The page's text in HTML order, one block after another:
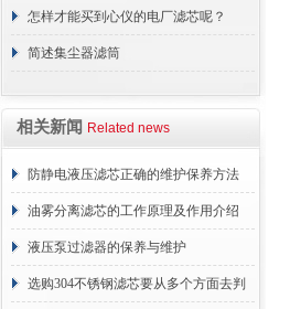
障相应解决方法
怎样才能买到心仪的电厂滤芯呢？
简述集尘器滤筒
相关新闻 Related news
防静电液压滤芯正确的维护保养方法
油雾分离滤芯的工作原理及作用介绍
液压泵过滤器的保养与维护
选购304不锈钢滤芯要从多个方面去判